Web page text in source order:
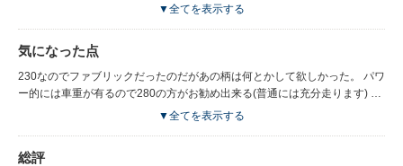
なのでスタッドレスだけで都内では雪の心配は無し。 大手スキー場レベル
▼全てを表示する
気になった点
230なのでファブリックだったのだがあの柄は何とかして欲しかった。 パワ
ー的には車重が有るので280の方がお勧め出来る(普通には充分走ります) リ
アシートがフルリクライニングしないのとシートの取り外しにかなり難あ
▼全てを表示する
総評